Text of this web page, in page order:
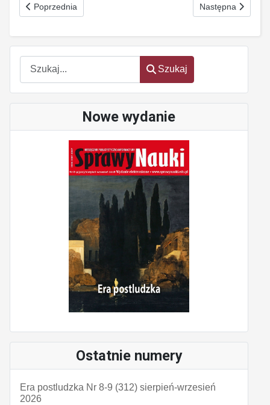
Szukaj
Szukaj
Nowe wydanie
Ostatnie numery
Era postludzka Nr 8-9 (312) sierpień-wrzesień
2026
Poprzednia strona: Bieg przez płotki Nr 3 (208) marzec 2016
Poprzednia Następna strona:
Następna